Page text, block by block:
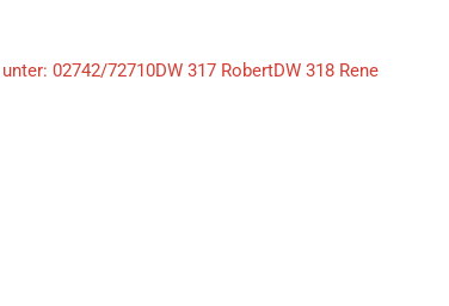
02742/72710DW 317 RobertDW 318 Rene